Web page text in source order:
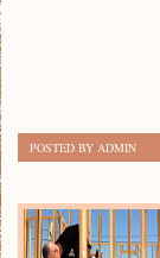
POSTED BY ADMIN